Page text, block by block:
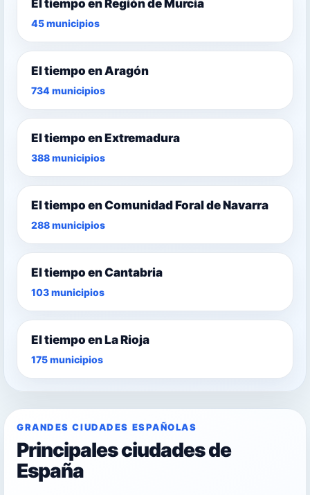
El tiempo en Región de Murcia
45 municipios
El tiempo en Aragón
734 municipios
El tiempo en Extremadura
388 municipios
El tiempo en Comunidad Foral de Navarra
288 municipios
El tiempo en Cantabria
103 municipios
El tiempo en La Rioja
175 municipios
GRANDES CIUDADES ESPAÑOLAS
Principales ciudades de
España